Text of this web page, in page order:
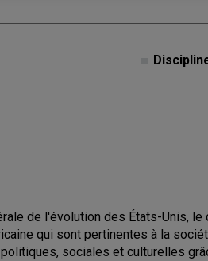
de l'évolution des États-Unis,
qui sont pertinentes à la
sociales et culturelles